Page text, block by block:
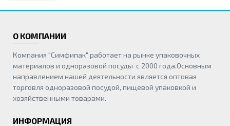
О КОМПАНИИ
Компания "Симфипак" работает на рынке упаковочных
материалов и одноразовой посуды с 2000 года.Основным
направлением нашей деятельности является оптовая
торговля одноразовой посудой, пищевой упаковкой и
хозяйственными товарами.
ИНФОРМАЦИЯ